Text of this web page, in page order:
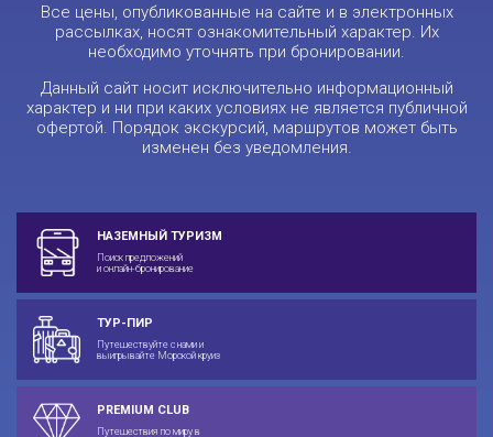
Все цены, опубликованные на сайте и в электронных
рассылках, носят ознакомительный характер. Их
необходимо уточнять при бронировании.
Данный сайт носит исключительно информационный
характер и ни при каких условиях не является публичной
офертой. Порядок экскурсий, маршрутов может быть
изменен без уведомления.
НАЗЕМНЫЙ ТУРИЗМ
Поиск предложений
и онлайн-бронирование
ТУР-ПИР
Путешествуйте с нами и
выигрывайте Морской круиз
PREMIUM CLUB
Путешествия по миру в